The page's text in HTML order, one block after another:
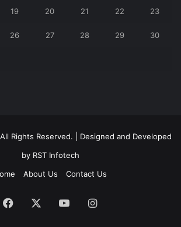
19 20 21 22 23
26 27 28 29 30
Rights Reserved. | Designed and Developed
byRST Infotech
About Us Contact Us
Facebook YouTubeInstagram